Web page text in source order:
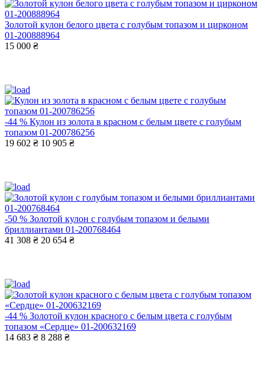
Золотой кулон белого цвета с голубым топазом и цирконом
01-200888964
15 000 ₴
-44 % Кулон из золота в красном с белым цвете с голубым
топазом 01-200786256
19 602 ₴ 10 905 ₴
-50 % Золотой кулон с голубым топазом и белыми
бриллиантами 01-200768464
41 308 ₴ 20 654 ₴
-44 % Золотой кулон красного с белым цвета с голубым
топазом «Сердце» 01-200632169
14 683 ₴ 8 288 ₴